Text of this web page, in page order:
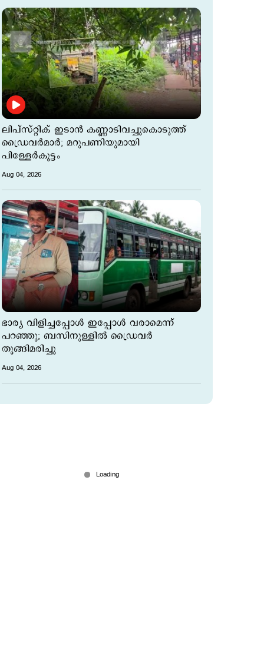
ലിപ്സ്റ്റിക് ഇടാന്‍ കണ്ണാടിവച്ചുകൊടുത്ത്
ഡ്രൈവര്‍മാര്‍; മറുപണിയുമായി
പിള്ളേര്‍കൂട്ടം
Aug 04, 2026
ഭാര്യ വിളിച്ചപ്പോള്‍ ഇപ്പോള്‍ വരാമെന്ന്
പറഞ്ഞു; ബസിനുള്ളില്‍ ഡ്രൈവര്‍
തൂങ്ങിമരിച്ചു
Aug 04, 2026